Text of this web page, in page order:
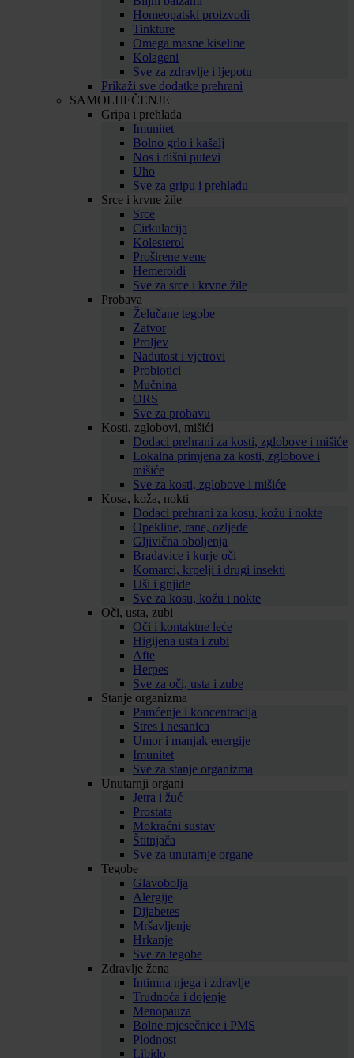
Homeopatski proizvodi
Tinkture
Omega masne kiseline
Kolageni
Sve za zdravlje i ljepotu
Prikaži sve dodatke prehrani
SAMOLIJEČENJE
Gripa i prehlada
Imunitet
Bolno grlo i kašalj
Nos i dišni putevi
Uho
Sve za gripu i prehladu
Srce i krvne žile
Srce
Cirkulacija
Kolesterol
Proširene vene
Hemeroidi
Sve za srce i krvne žile
Probava
Želučane tegobe
Zatvor
Proljev
Nadutost i vjetrovi
Probiotici
Mučnina
ORS
Sve za probavu
Kosti, zglobovi, mišići
Dodaci prehrani za kosti, zglobove i mišiće
Lokalna primjena za kosti, zglobove i
mišiće
Sve za kosti, zglobove i mišiće
Kosa, koža, nokti
Dodaci prehrani za kosu, kožu i nokte
Opekline, rane, ozljede
Gljivična oboljenja
Bradavice i kurje oči
Komarci, krpelji i drugi insekti
Uši i gnjide
Sve za kosu, kožu i nokte
Oči, usta, zubi
Oči i kontaktne leće
Higijena usta i zubi
Afte
Herpes
Sve za oči, usta i zube
Stanje organizma
Pamćenje i koncentracija
Stres i nesanica
Umor i manjak energije
Imunitet
Sve za stanje organizma
Unutarnji organi
Jetra i žuć
Prostata
Mokraćni sustav
Štitnjača
Sve za unutarnje organe
Tegobe
Glavobolja
Alergije
Dijabetes
Mršavljenje
Hrkanje
Sve za tegobe
Zdravlje žena
Intimna njega i zdravlje
Trudnoća i dojenje
Menopauza
Bolne mjesečnice i PMS
Plodnost
Libido